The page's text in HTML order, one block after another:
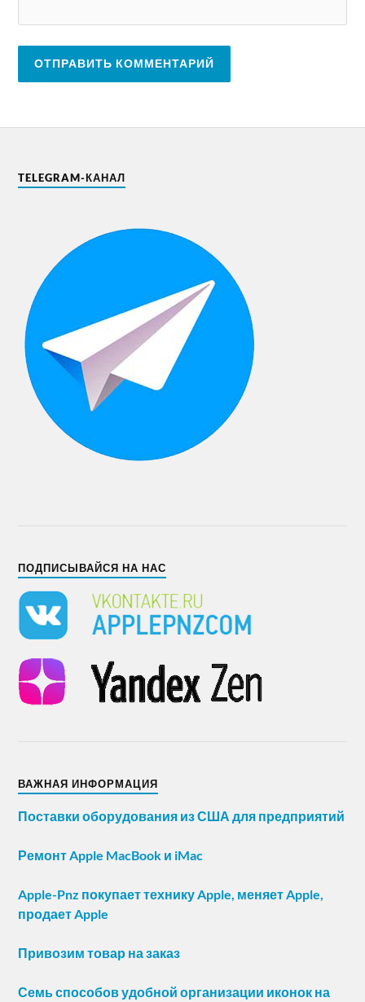
TELEGRAM-КАНАЛ
ПОДПИСЫВАЙСЯ НА НАС
ВАЖНАЯ ИНФОРМАЦИЯ
Поставки оборудования из США для предприятий
Ремонт Apple MacBook и iMac
Apple-Pnz покупает технику Apple, меняет Apple,
продает Apple
Привозим товар на заказ
Семь способов удобной организации иконок на